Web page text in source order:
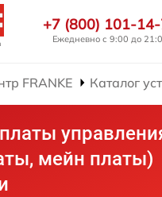
+7 (800) 101-
Ежедневно с 9:00 до
FRANKE Каталог
мейн платы)